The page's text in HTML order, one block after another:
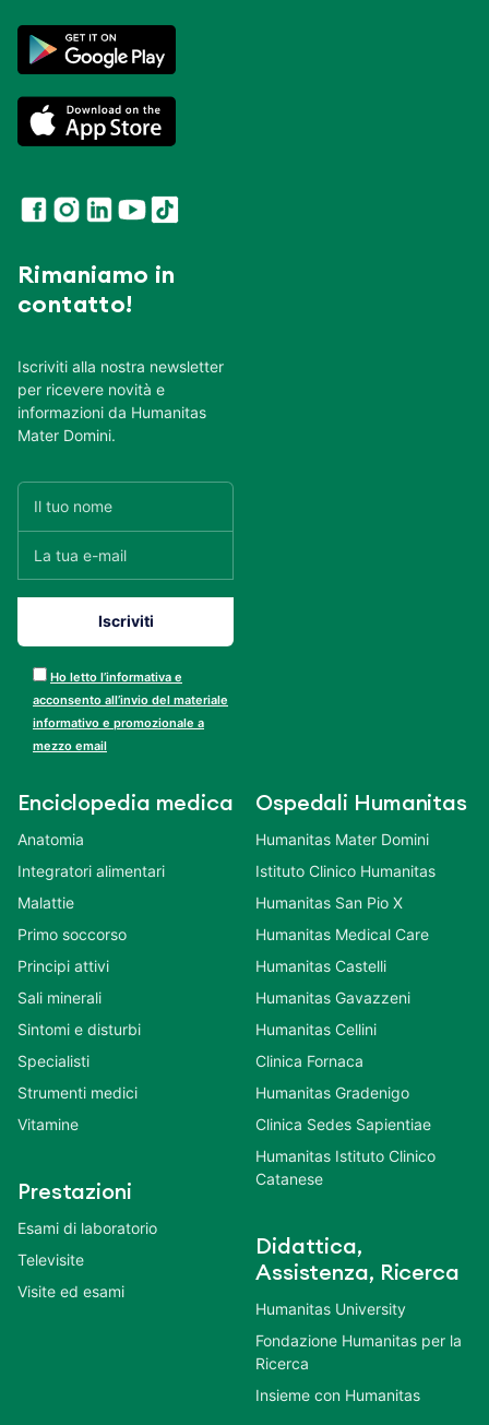
Rimaniamo in
contatto!
Iscriviti alla nostra newsletter
per ricevere novità e
informazioni da Humanitas
Mater Domini.
Ho letto l’informativa e
acconsento all’invio del materiale
informativo e promozionale a
mezzo email
Enciclopedia medica
Anatomia
Integratori alimentari
Malattie
Primo soccorso
Principi attivi
Sali minerali
Sintomi e disturbi
Specialisti
Strumenti medici
Vitamine
Prestazioni
Esami di laboratorio
Televisite
Visite ed esami
Ospedali Humanitas
Humanitas Mater Domini
Istituto Clinico Humanitas
Humanitas San Pio X
Humanitas Medical Care
Humanitas Castelli
Humanitas Gavazzeni
Humanitas Cellini
Clinica Fornaca
Humanitas Gradenigo
Clinica Sedes Sapientiae
Humanitas Istituto Clinico
Catanese
Didattica,
Assistenza, Ricerca
Humanitas University
Fondazione Humanitas per la
Ricerca
Insieme con Humanitas